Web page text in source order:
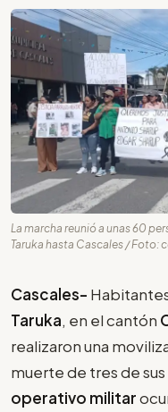
La marcha reunió a unas 60
Taruka hasta Cascales / Foto:
Cascales-
Taruka, en el cantón
realizaron una
muerte de tres de
operativo militar